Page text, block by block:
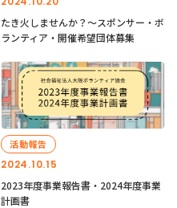
たき火しませんか？～スポンサー・ボ
ランティア・開催希望団体募集
2024.10.15
活動報告
2023年度事業報告書・2024年度事業
計画書